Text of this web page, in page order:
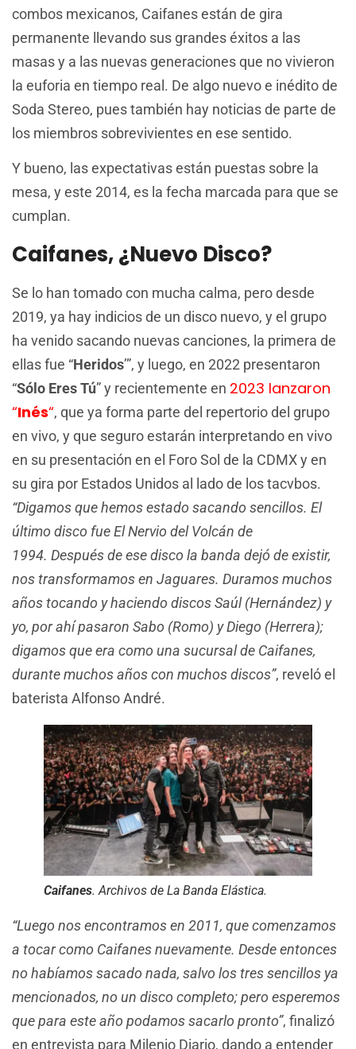
combos mexicanos, Caifanes están de gira
permanente llevando sus grandes éxitos a las
masas y a las nuevas generaciones que no vivieron
la euforia en tiempo real. De algo nuevo e inédito de
Soda Stereo, pues también hay noticias de parte de
los miembros sobrevivientes en ese sentido.
Y bueno, las expectativas están puestas sobre la
mesa, y este 2014, es la fecha marcada para que se
cumplan.
Caifanes, ¿nuevo Disco?
Se lo han tomado con mucha calma, pero desde
2019, ya hay indicios de un disco nuevo, y el grupo
ha venido sacando nuevas canciones, la primera de
ellas fue “Heridos’”, y luego, en 2022 presentaron
“Sólo Eres Tú” y recientemente en 2023 lanzaron
“Inés“, que ya forma parte del repertorio del grupo
en vivo, y que seguro estarán interpretando en vivo
en su presentación en el Foro Sol de la CDMX y en
su gira por Estados Unidos al lado de los tacvbos.
“Digamos que hemos estado sacando sencillos. El
último disco fue El Nervio del Volcán de
1994. Después de ese disco la banda dejó de existir,
nos transformamos en Jaguares. Duramos muchos
años tocando y haciendo discos Saúl (Hernández) y
yo, por ahí pasaron Sabo (Romo) y Diego (Herrera);
digamos que era como una sucursal de Caifanes,
durante muchos años con muchos discos”, reveló el
baterista Alfonso André.
Caifanes. Archivos de La Banda Elástica.
“Luego nos encontramos en 2011, que comenzamos
a tocar como Caifanes nuevamente. Desde entonces
no habíamos sacado nada, salvo los tres sencillos ya
mencionados, no un disco completo; pero esperemos
que para este año podamos sacarlo pronto”, finalizó
en entrevista para Milenio Diario, dando a entender